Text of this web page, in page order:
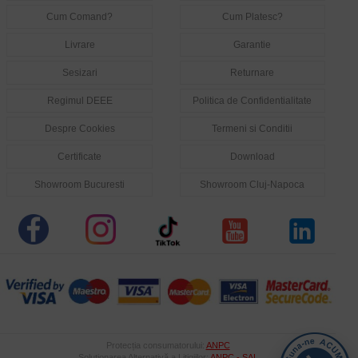
Cum Comand? Cum Platesc?
Livrare Garantie
Sesizari Returnare
Regimul DEEE Politica de Confidentialitate
Despre Cookies Termeni si Conditii
Certificate Download
Showroom Bucuresti Showroom Cluj-Napoca
Protecția consumatorului: ANPC